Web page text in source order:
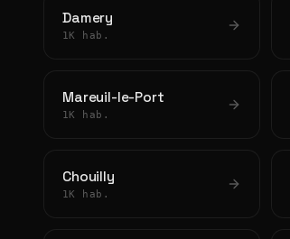
Damery
1K hab.
Mareuil-le-Port
1K hab.
Chouilly
1K hab.